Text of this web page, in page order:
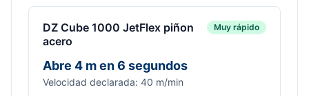
DZ Cube 1000 JetFlex piñon
acero
Muy rápido
Abre 4 m en 6 segundos
Velocidad declarada: 40 m/min